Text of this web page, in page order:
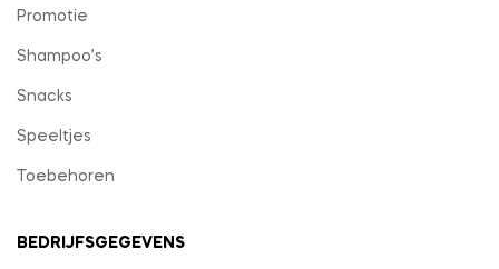
Promotie
Shampoo’s
Snacks
Speeltjes
Toebehoren
BEDRIJFSGEGEVENS